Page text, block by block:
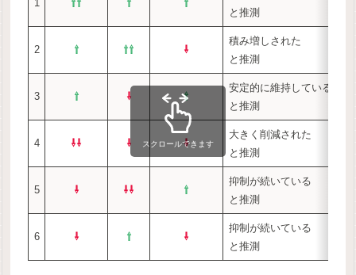
1 ⇧⇧ ⇧ ⇧
と推測
2 ⇧ ⇧⇧ ⇩
積み増しされた
と推測
3 ⇧ ⇩ ⇧
安定的に維持している
と推測
4 ⇩⇩ ⇩ ⇩
大きく削減された
と推測
5 ⇩ ⇩⇩ ⇧
抑制が続いている
と推測
6 ⇩ ⇧ ⇩
抑制が続いている
と推測
スクロールできます